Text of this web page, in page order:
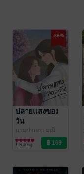
-66%
ปลายแสงของ
วัน
นามปากกา มณี
จันทร์/ หัวหมึกจุ่มสี
ม่วง
นิยาย Girl
Love/Yuri
1 Rating